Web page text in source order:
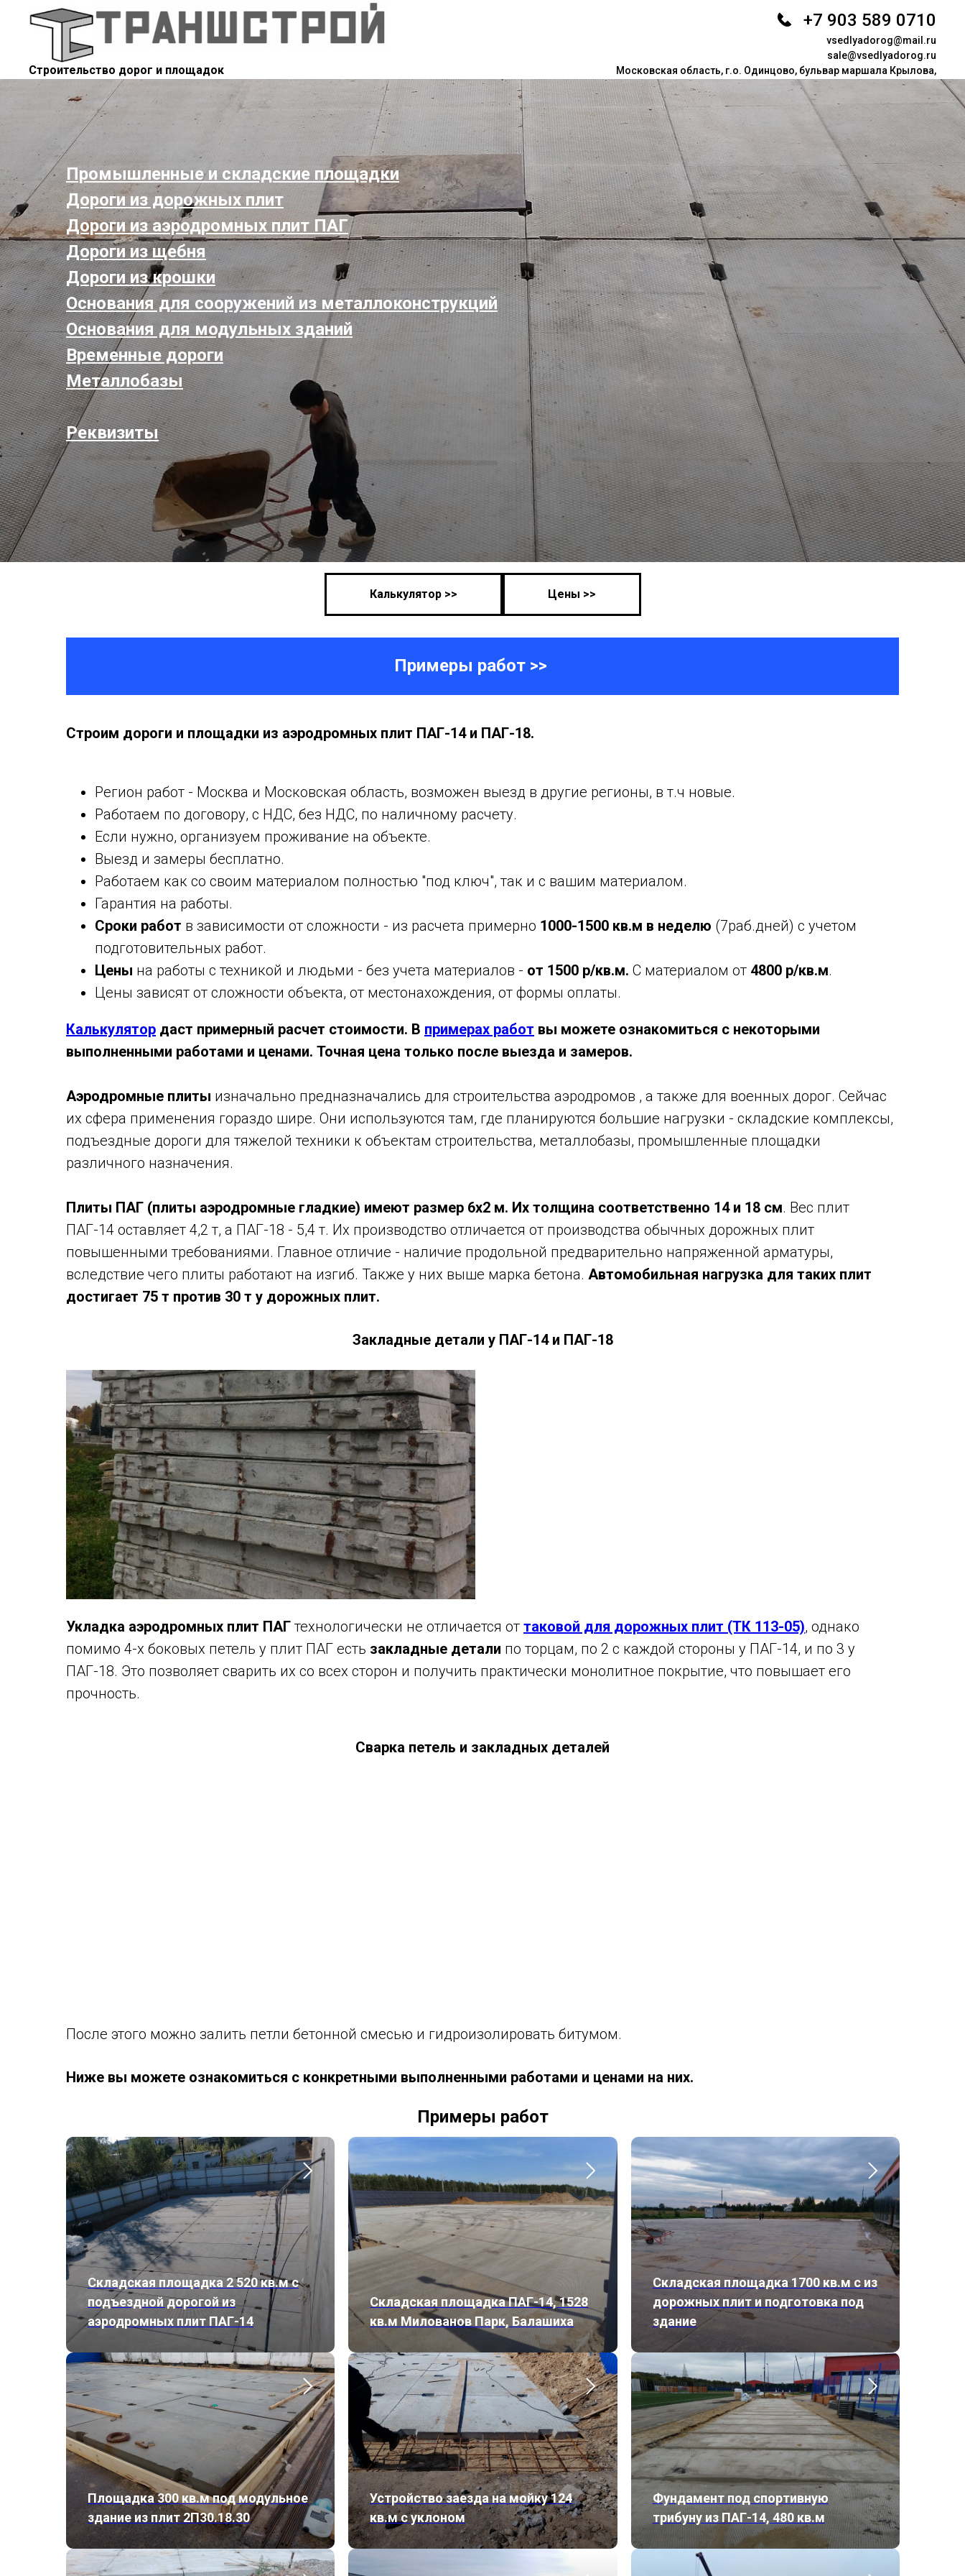
Строительство дорог и площадок
+7 903 589 0710
vsedlyadorog@mail.ru
sale@vsedlyadorog.ru
Московская область, г.о. Одинцово, бульвар маршала Крылова,
Промышленные и складские площадки
Дороги из дорожных плит
Дороги из аэродромных плит ПАГ
Дороги из щебня
Дороги из крошки
Основания для сооружений из металлоконструкций
Основания для модульных зданий
Временные дороги
Металлобазы
Реквизиты
Калькулятор >> Цены >>
Примеры работ >>
Строим дороги и площадки из аэродромных плит ПАГ-14 и ПАГ-18.
Регион работ - Москва и Московская область, возможен выезд в другие регионы, в т.ч новые.
Работаем по договору, с НДС, без НДС, по наличному расчету.
Если нужно, организуем проживание на объекте.
Выезд и замеры бесплатно.
Работаем как со своим материалом полностью "под ключ", так и с вашим материалом.
Гарантия на работы.
Сроки работ в зависимости от сложности - из расчета примерно 1000-1500 кв.м в неделю (7раб.дней) с учетом
подготовительных работ.
Цены на работы с техникой и людьми - без учета материалов - от 1500 р/кв.м. С материалом от 4800 р/кв.м.
Цены зависят от сложности объекта, от местонахождения, от формы оплаты.
Калькулятор даст примерный расчет стоимости. В примерах работ вы можете ознакомиться с некоторыми
выполненными работами и ценами. Точная цена только после выезда и замеров.
Аэродромные плиты изначально предназначались для строительства аэродромов , а также для военных дорог. Сейчас
их сфера применения гораздо шире. Они используются там, где планируются большие нагрузки - складские комплексы,
подъездные дороги для тяжелой техники к объектам строительства, металлобазы, промышленные площадки
различного назначения.
Плиты ПАГ (плиты аэродромные гладкие) имеют размер 6х2 м. Их толщина соответственно 14 и 18 см. Вес плит
ПАГ-14 оставляет 4,2 т, а ПАГ-18 - 5,4 т. Их производство отличается от производства обычных дорожных плит
повышенными требованиями. Главное отличие - наличие продольной предварительно напряженной арматуры,
вследствие чего плиты работают на изгиб. Также у них выше марка бетона. Автомобильная нагрузка для таких плит
достигает 75 т против 30 т у дорожных плит.
Закладные детали у ПАГ-14 и ПАГ-18
Укладка аэродромных плит ПАГ технологически не отличается от таковой для дорожных плит (ТК 113-05), однако
помимо 4-х боковых петель у плит ПАГ есть закладные детали по торцам, по 2 с каждой стороны у ПАГ-14, и по 3 у
ПАГ-18. Это позволяет сварить их со всех сторон и получить практически монолитное покрытие, что повышает его
прочность.
Сварка петель и закладных деталей
После этого можно залить петли бетонной смесью и гидроизолировать битумом.
Ниже вы можете ознакомиться с конкретными выполненными работами и ценами на них.
Примеры работ
Складская площадка 2 520 кв.м с
подъездной дорогой из
аэродромных плит ПАГ-14
Складская площадка ПАГ-14, 1528
кв.м Милованов Парк, Балашиха
Складская площадка 1700 кв.м с из
дорожных плит и подготовка под
здание
Площадка 300 кв.м под модульное
здание из плит 2П30.18.30
Устройство заезда на мойку 124
кв.м с уклоном
Фундамент под спортивную
трибуну из ПАГ-14, 480 кв.м